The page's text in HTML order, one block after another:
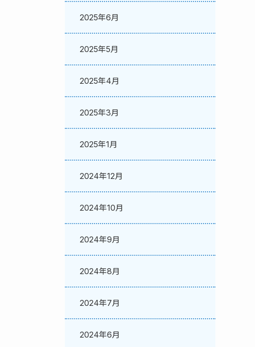
2025年6月
2025年5月
2025年4月
2025年3月
2025年1月
2024年12月
2024年10月
2024年9月
2024年8月
2024年7月
2024年6月